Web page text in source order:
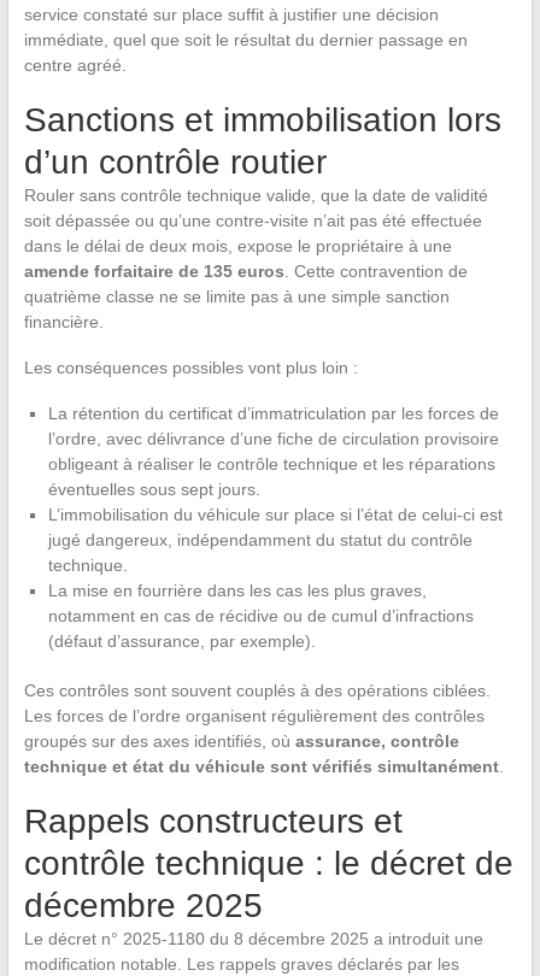
service constaté sur place suffit à justifier une décision
immédiate, quel que soit le résultat du dernier passage en
centre agréé.
Sanctions et immobilisation lors
d’un contrôle routier
Rouler sans contrôle technique valide, que la date de validité
soit dépassée ou qu’une contre-visite n’ait pas été effectuée
dans le délai de deux mois, expose le propriétaire à une
amende forfaitaire de 135 euros . Cette contravention de
quatrième classe ne se limite pas à une simple sanction
financière.
Les conséquences possibles vont plus loin :
La rétention du certificat d’immatriculation par les forces de
l’ordre, avec délivrance d’une fiche de circulation provisoire
obligeant à réaliser le contrôle technique et les réparations
éventuelles sous sept jours.
L’immobilisation du véhicule sur place si l’état de celui-ci est
jugé dangereux, indépendamment du statut du contrôle
technique.
La mise en fourrière dans les cas les plus graves,
notamment en cas de récidive ou de cumul d’infractions
(défaut d’assurance, par exemple).
Ces contrôles sont souvent couplés à des opérations ciblées.
Les forces de l’ordre organisent régulièrement des contrôles
groupés sur des axes identifiés, où assurance, contrôle
technique et état du véhicule sont vérifiés simultanément.
Rappels constructeurs et
contrôle technique : le décret de
décembre 2025
Le décret n° 2025-1180 du 8 décembre 2025 a introduit une
modification notable. Les rappels graves déclarés par les